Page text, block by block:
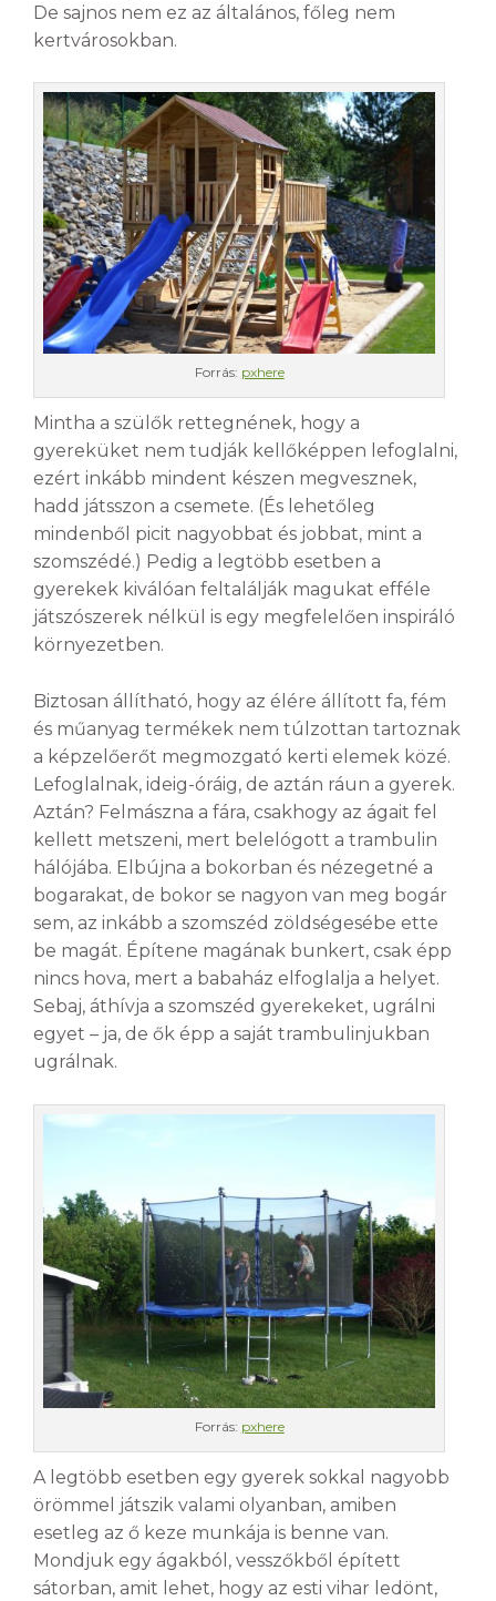
De sajnos nem ez az általános, főleg nem
kertvárosokban.
Forrás: pxhere
Mintha a szülők rettegnének, hogy a
gyereküket nem tudják kellőképpen lefoglalni,
ezért inkább mindent készen megvesznek,
hadd játsszon a csemete. (És lehetőleg
mindenből picit nagyobbat és jobbat, mint a
szomszédé.) Pedig a legtöbb esetben a
gyerekek kiválóan feltalálják magukat efféle
játszószerek nélkül is egy megfelelően inspiráló
környezetben.
Biztosan állítható, hogy az élére állított fa, fém
és műanyag termékek nem túlzottan tartoznak
a képzelőerőt megmozgató kerti elemek közé.
Lefoglalnak, ideig-óráig, de aztán ráun a gyerek.
Aztán? Felmászna a fára, csakhogy az ágait fel
kellett metszeni, mert belelógott a trambulin
hálójába. Elbújna a bokorban és nézegetné a
bogarakat, de bokor se nagyon van meg bogár
sem, az inkább a szomszéd zöldségesébe ette
be magát. Építene magának bunkert, csak épp
nincs hova, mert a babaház elfoglalja a helyet.
Sebaj, áthívja a szomszéd gyerekeket, ugrálni
egyet – ja, de ők épp a saját trambulinjukban
ugrálnak.
Forrás: pxhere
A legtöbb esetben egy gyerek sokkal nagyobb
örömmel játszik valami olyanban, amiben
esetleg az ő keze munkája is benne van.
Mondjuk egy ágakból, vesszőkből épített
sátorban, amit lehet, hogy az esti vihar ledönt,